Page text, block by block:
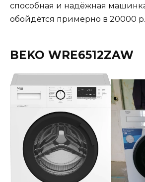
способная и надёжная
обойдётся примерно в 20000 р.
BEKO WRE6512ZAW